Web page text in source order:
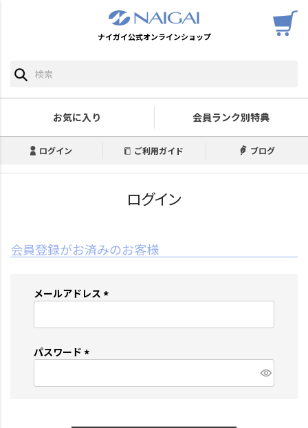
ナイガイ公式オンラインショップ
お気に入り 会員ランク別特典
ログイン ご利用ガイド ブログ
ログイン
会員登録がお済みのお客様
メールアドレス
必
パスワード
必